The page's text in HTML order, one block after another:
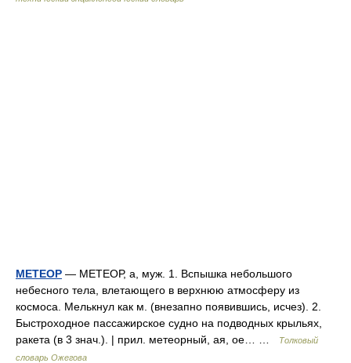
МЕТЕОР — МЕТЕОР, а, муж. 1. Вспышка небольшого
небесного тела, влетающего в верхнюю атмосферу из
космоса. Мелькнул как м. (внезапно появившись, исчез). 2.
Быстроходное пассажирское судно на подводных крыльях,
ракета (в 3 знач.). | прил. метеорный, ая, ое… …
Толковый
словарь Ожегова